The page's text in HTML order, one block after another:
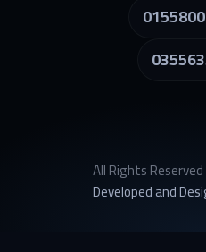
All Rights
Developed and